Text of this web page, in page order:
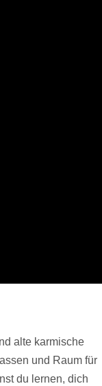
alte karmische
und Raum für
du lernen, dich